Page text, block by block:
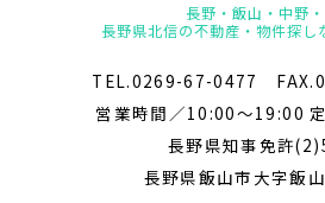
長野・飯山・中野
長野県北信の不動産・物件探し
TEL.0269-67-0477
営業時間／10:00～19:00
長野県知事免許
長野県飯山市大字飯